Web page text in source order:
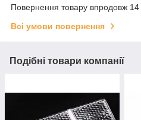
Повернення товару впродовж 14
Всі умови повернення
Подібні товари компанії